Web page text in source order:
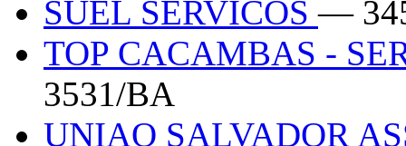
SUEL SERVICOS—
TOP CACAMBAS -
3531/BA
UNIAO SALVADOR